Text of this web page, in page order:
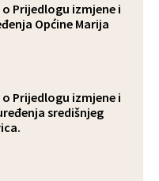
Općine Marija
središnjeg